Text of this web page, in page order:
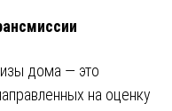
дома — это
на оценку